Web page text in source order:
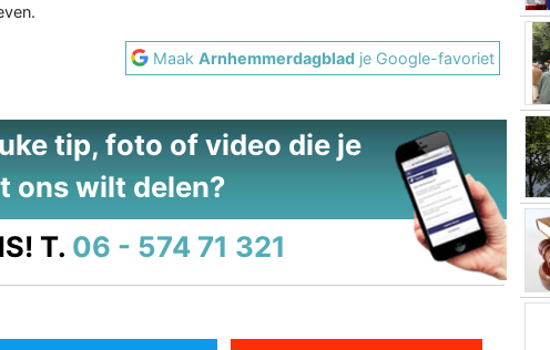
MaakArnhemmerdagblad je Google-favoriet
tip, foto of video die je
ons wilt delen?
T. 06 - 574 71 321